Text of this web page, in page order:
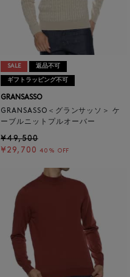
SALE 返品不可
ギフトラッピング不可
GRANSASSO
GRANSASSO＜グランサッソ＞ ケ
ーブルニットプルオーバー
¥49,500
¥29,700 40% OFF